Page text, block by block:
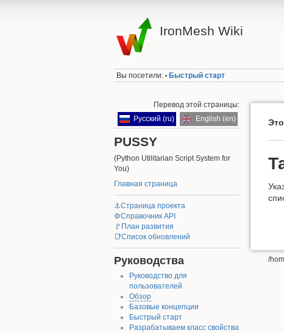
IronMesh Wiki
Вы посетили: • Быстрый старт
Перевод этой страницы:
Русский (ru)
English (en)
PUSSY
(Python Utilitarian Script System for
You)
Главная страница
⚓Страница проекта
⚙️Справочник API
🚩План развития
📑Список обновлений
Руководства
Руководство для
пользователей
Обзор
Базовые концепции
Быстрый старт
Разрабатываем класс свойства
/